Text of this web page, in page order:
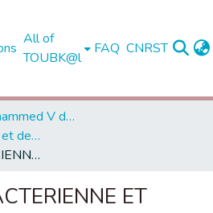
All of
TOUBK@l
FAQ CNRST
Université Mohammed V de Rabat
Faculté de Médecine et de Pharmacie - Rabat
VAGINOSE BACTERIENNE ET L'INFECTION DU LIQUIDE AMNIOTIQUE
ET